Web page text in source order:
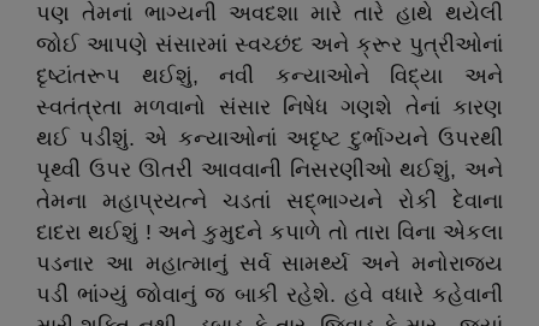
પણ તેમનાં ભાગ્યની અવદશા મારે તારે હાથે થયેલી
જોઈ આપણે સંસારમાં સ્વચ્છંદ અને ક્રૂર પુત્રીઓનાં
દૃષ્ટાંતરૂપ થઈશું, નવી કન્યાઓને વિદ્યા અને
સ્વતંત્રતા મળવાનો સંસાર નિષેધ ગણશે તેનાં કારણ
થઈ પડીશું. એ કન્યાઓનાં અદૃષ્ટ દુર્ભાગ્યને ઉપરથી
પૃથ્વી ઉપર ઊતરી આવવાની નિસરણીઓ થઈશું, અને
તેમના મહાપ્રયત્ને ચડતાં સદ્‌ભાગ્યને રોકી દેવાના
દાદરા થઈશું ! અને કુમુદને કપાળે તો તારા વિના એકલા
પડનાર આ મહાત્માનું સર્વ સામર્થ્ય અને મનોરાજય
પડી ભાંગ્યું જોવાનું જ બાકી રહેશે. હવે વધારે કહેવાની